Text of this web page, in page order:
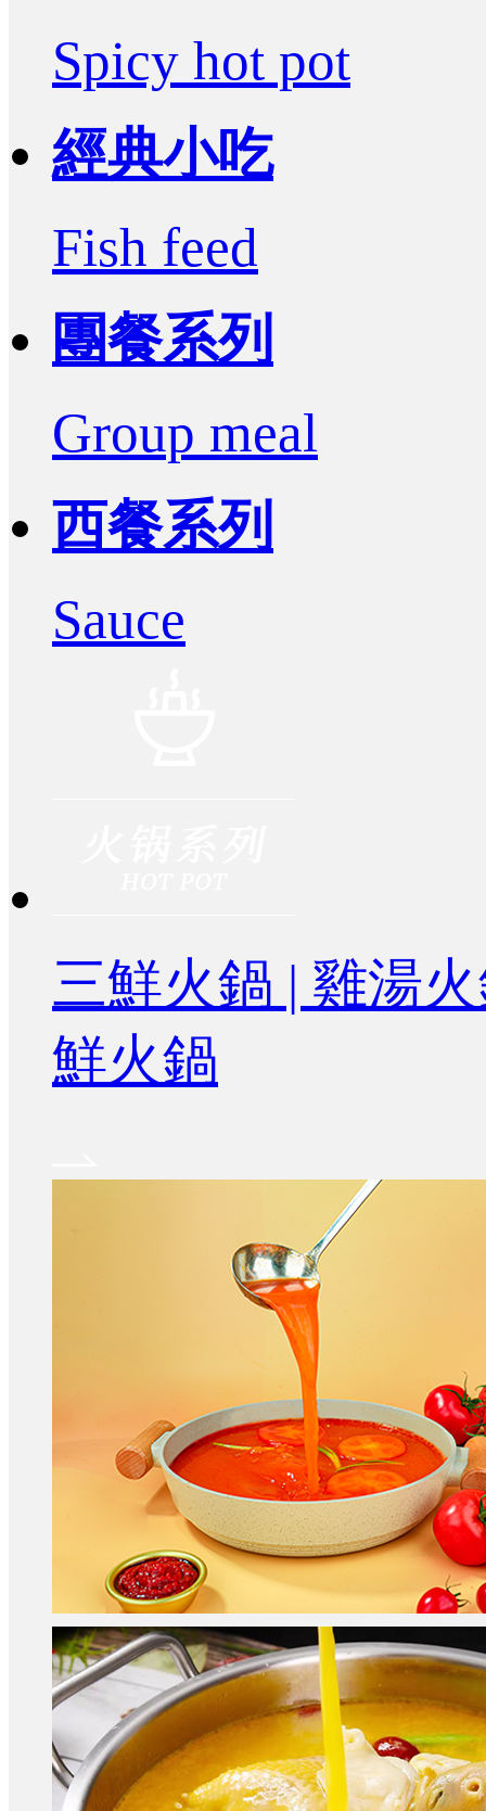
Spicy hot pot
經典小吃
Fish feed
團餐系列
Group meal
西餐系列
Sauce
三鮮火鍋 | 雞湯
鮮火鍋